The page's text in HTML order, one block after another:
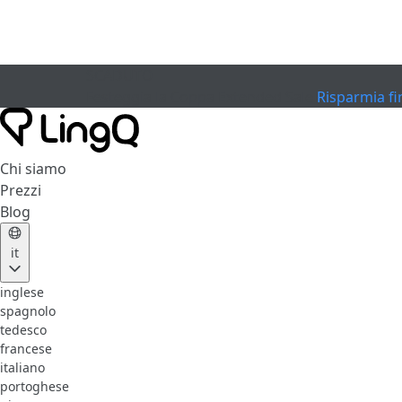
Risparmia
Chi siamo
Prezzi
Blog
it
inglese
spagnolo
tedesco
francese
italiano
portoghese